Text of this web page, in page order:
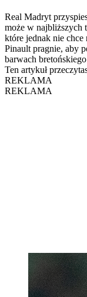
Real Madryt
może w najbliższych
które jednak nie chce
Pinault pragnie, aby
barwach
Ten artykuł
REKLAMA
REKLAMA